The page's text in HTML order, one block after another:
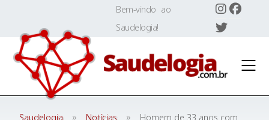
content
Bem-vindo ao
Saudelogia!
Saudelogia » Notícias »
Homem de 33 anos com